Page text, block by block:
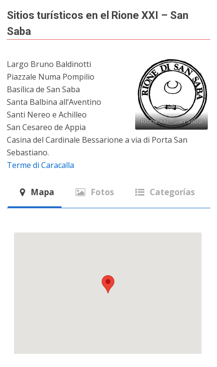
Sitios turísticos en el Rione XXI – San
Saba
Rione XXI - San Saba
Largo Bruno Baldinotti
Piazzale Numa Pompilio
Basílica de San Saba
Santa Balbina all’Aventino
Santi Nereo e Achilleo
San Cesareo de Appia
Casina del Cardinale Bessarione a via di Porta San
Sebastiano.
Terme di Caracalla
Mapa Fotos Categorías